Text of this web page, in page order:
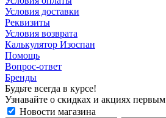
Условия доставки
Реквизиты
Условия возврата
Калькулятор Изоспан
Помощь
Вопрос-ответ
Бренды
Будьте всегда в курсе!
Узнавайте о скидках и акциях первым
Новости магазина